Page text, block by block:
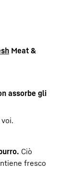
Meat &
assorbe gli
Ciò
fresco